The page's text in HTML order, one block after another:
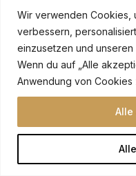
Wir verwenden Cookies,
verbessern,
einzusetzen und
Wenn du auf „Alle
Anwendung von Cookies
Alle
Supplemente sind:
* Kreatin (3-5g täglich)
* Magnesium (300-
oder Bisglycinat)
* Coenzym Q10 (100-
* B-Vitamin-Komplex
Veganern/Vegetariern)
* NMN oder NR für